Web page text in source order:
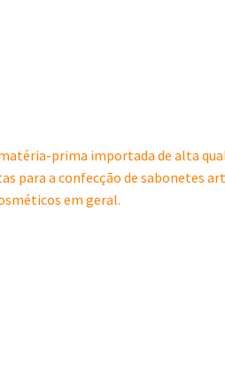
matéria-prima importada de alta
para a confecção de sabonetes
em geral.